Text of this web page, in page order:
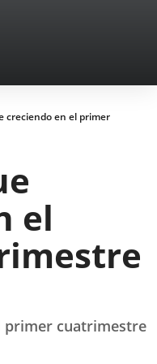
creciendo en el primer
el
primer cuatrimestre